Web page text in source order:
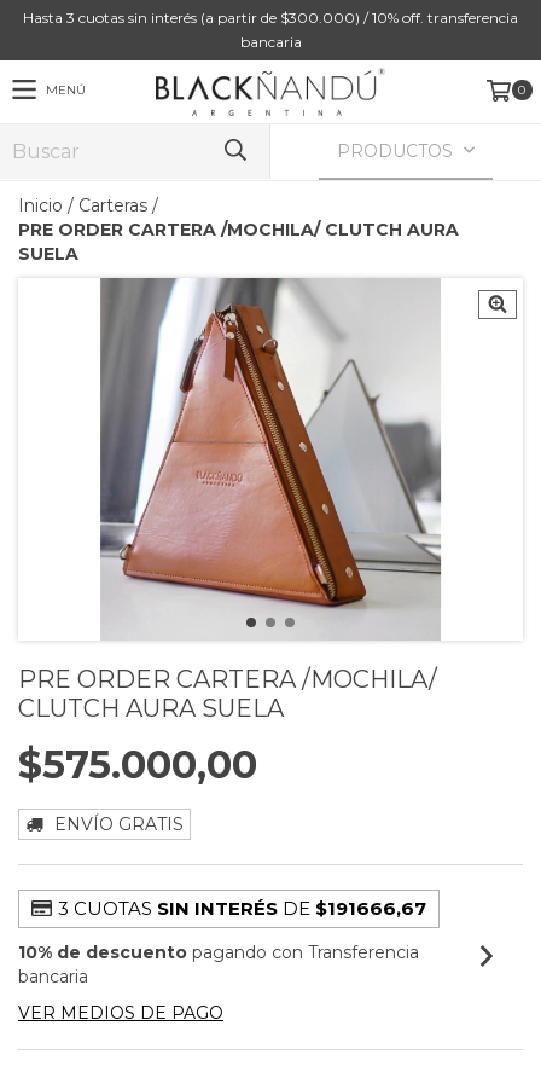
Hasta 3 cuotas sin interés (a partir de $300.000) / 10% off. transferencia
bancaria
MENÚ 0
PRODUCTOS
Inicio / Carteras /
PRE ORDER CARTERA /MOCHILA/ CLUTCH AURA
SUELA
PRE ORDER CARTERA /MOCHILA/
CLUTCH AURA SUELA
$575.000,00
ENVÍO GRATIS
3 CUOTAS SIN INTERÉSDE $191666,67
10% de descuento pagando con Transferencia
bancaria
VER MEDIOS DE PAGO